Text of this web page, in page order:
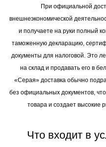
При официальной
внешнеэкономической
и получаете на руки полный
таможенную декларацию,
документы для налоговой. Это
на склад и продавать его в
«Серая» доставка обычно
без официальных документов,
товара и создает высокие
Что входит в